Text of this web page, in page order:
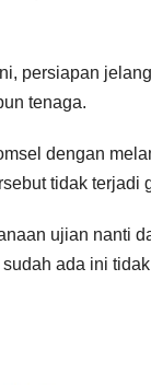
persiapan
tenaga.
dengan
tidak terjadi
ujian nanti
ada ini